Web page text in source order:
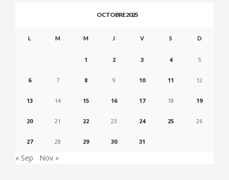
OCTOBRE 2025
L M M J V S D
1 2 3 4 5
6 7 8 9 10 11 12
13 14 15 16 17 18 19
20 21 22 23 24 25 26
27 28 29 30 31
« Sep Nov »